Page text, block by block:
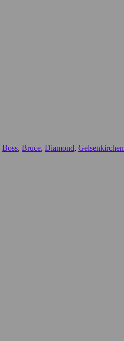
Boss, Bruce, Diamond, Gelsenkirchen